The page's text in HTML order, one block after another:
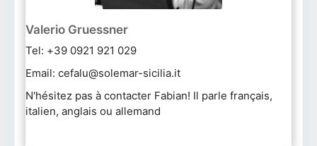
Valerio Gruessner
Tel: +39 0921 921 029
Email: cefalu@solemar-sicilia.it
N'hésitez pas à contacter Fabian! Il parle français,
italien, anglais ou allemand